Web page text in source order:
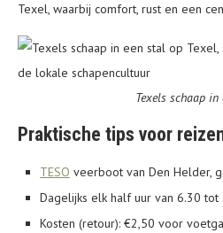
Texel, waarbij comfort, rust en een
Texels schaap in
Praktische tips voor
TESO veerboot van Den Helder,
Dagelijks elk half uur van 6.30 tot
Kosten (retour): €2,50 voor